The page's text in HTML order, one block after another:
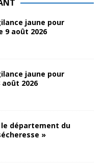
jaune pour
9 août 2026
jaune pour
2026
le département du
»